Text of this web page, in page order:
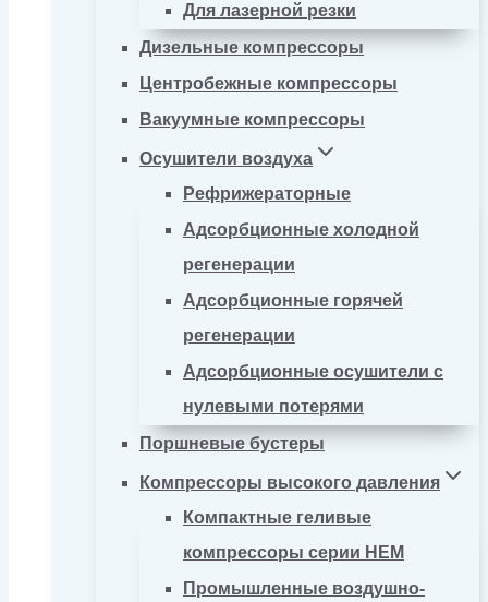
Для лазерной резки
Дизельные компрессоры
Центробежные компрессоры
Вакуумные компрессоры
Осушители воздуха
Рефрижераторные
Адсорбционные холодной
регенерации
Адсорбционные горячей
регенерации
Адсорбционные осушители с
нулевыми потерями
Поршневые бустеры
Компрессоры высокого давления
Компактные геливые
компрессоры серии HEM
Промышленные воздушно-